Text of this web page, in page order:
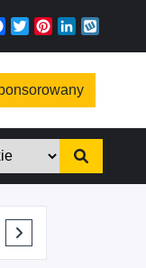
Facebook
TwitterPinterest
LinkedIn